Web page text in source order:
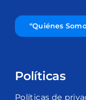
“Quiénes
Políticas
Políticas de